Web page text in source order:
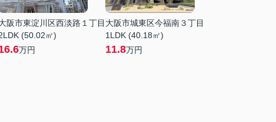
阪市東淀川区西淡路１丁目
(50.02㎡)
万円
大阪市城東区今福南３丁目
1LDK (40.18㎡)
11.8万円